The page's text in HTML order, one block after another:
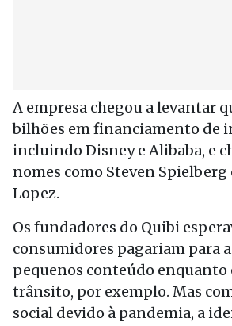
A empresa chegou a levantar
bilhões em financiamento de
incluindo Disney e Alibaba, e
nomes como Steven Spielberg
Lopez.
Os fundadores do Quibi
consumidores pagariam para
pequenos conteúdo enquanto
trânsito, por exemplo. Mas
social devido à pandemia, a